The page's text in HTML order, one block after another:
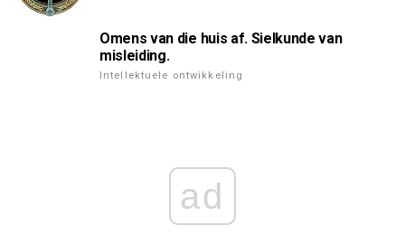
Omens van die huis af. Sielkunde van
misleiding.
Intellektuele ontwikkeling
ad